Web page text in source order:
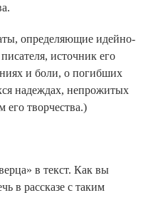
определяющие идейно-
источник его
и боли, о погибших
надеждах, непрожитых
его творчества.)
в текст. Как вы
в рассказе с таким